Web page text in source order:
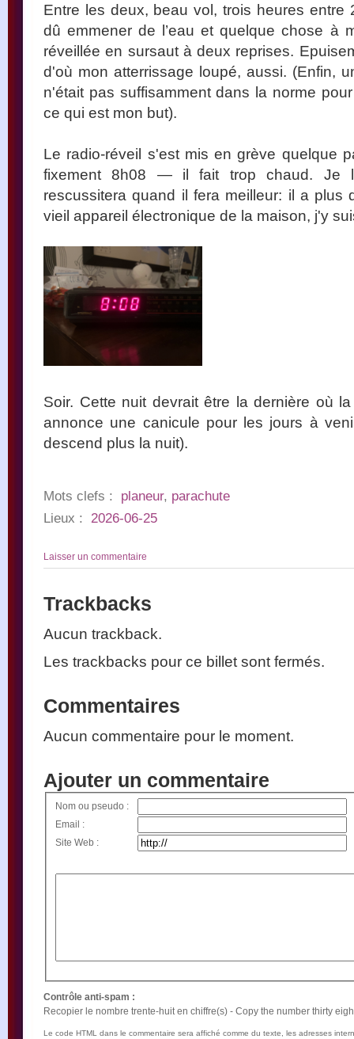
Entre les deux, beau vol, trois heures entre
dû emmener de l’eau et quelque chose à
réveillée en sursaut à deux reprises.
d'où mon atterrissage loupé, aussi. (Enfin,
n'était pas suffisamment dans la norme
ce qui est mon but).
Le radio-réveil s'est mis en grève quelque
fixement 8h08 — il fait trop chaud. Je
rescussitera quand il fera meilleur: il a plus
vieil appareil électronique de la maison, j'y
Soir. Cette nuit devrait être la dernière où
annonce une canicule pour les jours à
descend plus la nuit).
Mots clefs : planeur, parachute
Lieux : 2026-06-25
Laisser un commentaire
Trackbacks
Aucun trackback.
Les trackbacks pour ce billet sont fermés.
Commentaires
Aucun commentaire pour le moment.
Ajouter un commentaire
Nom ou pseudo :
Email :
Site Web :
Contrôle anti-spam :
Recopier le nombre trente-huit en chiffre(s) - Copy the number thirty
Le code HTML dans le commentaire sera affiché comme du texte, les adresses